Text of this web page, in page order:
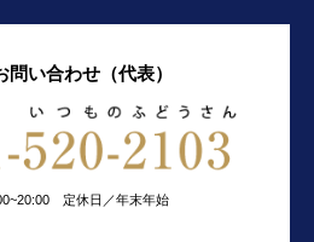
問い合わせ（代表）
定休日／年末年始